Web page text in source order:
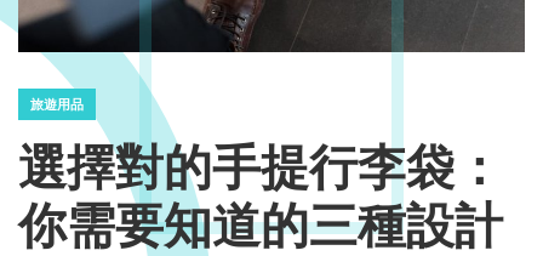
旅遊用品
選擇對的手提行李袋：
你需要知道的三種設計